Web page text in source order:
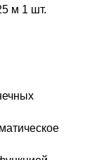
м 1 шт.